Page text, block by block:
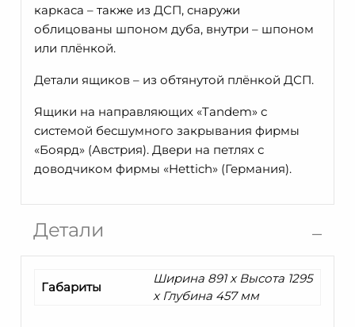
каркаса – также из ДСП, снаружи
облицованы шпоном дуба, внутри – шпоном
или плёнкой.
Детали ящиков – из обтянутой плёнкой ДСП.
Ящики на направляющих «Tandem» с
системой бесшумного закрывания фирмы
«Боярд» (Австрия). Двери на петлях с
доводчиком фирмы «Hettich» (Германия).
Детали
Габариты
Ширина 891 x Высота 1295
x Глубина 457 мм